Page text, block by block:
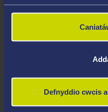
Defnyddio cwcis
Bioadfer